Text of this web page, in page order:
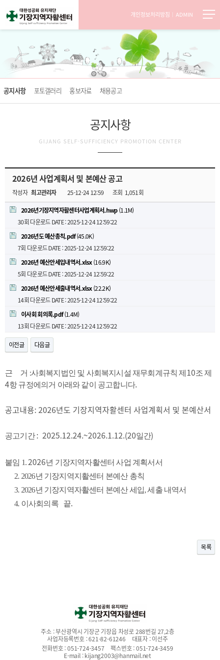
개인정보처리방침 ADMIN
공지사항 포토갤러리 홍보자료 채용공고
공지사항
GIJANG SELF-SUFFICIENCY PROMOTION CENTER
2026년 사업계획서 및 본예산 공고
작성자 최고관리자 25-12-24 12:59 조회 1,051회
2026년기장지역자활센터사업계획서.hwp(1.1M)
30회 다운로드DATE : 2025-12-24 12:59:22
2026년도 예산총칙.pdf(45.0K)
7회 다운로드DATE : 2025-12-24 12:59:22
2026년 예산안세입내역서.xlsx(16.9K)
5회 다운로드DATE : 2025-12-24 12:59:22
2026년 예산안세출내역서.xlsx(22.2K)
14회 다운로드DATE : 2025-12-24 12:59:22
이사회 회의록.pdf(1.4M)
13회 다운로드DATE : 2025-12-24 12:59:22
이전글 다음글
근 거 :사회복지법인 및 사회복지시설 재무회계규칙 제 10조 제
4항 규정에의거 아래와 같이 공고합니다.
공고내용: 2026년도 기장지역자활센터 사업계획서 및 본예산서
공고기간: 2025.12.24.~2026.1.12.(20일간)
붙임 1.2026년 기장지역자활센터 사업 계획서서
2. 2026년 기장지역지활센터 본예산 총칙
3. 2026년 기장지역자활센터 본예산 세입, 세출 내역서
4. 이사회의록
끝.
목록
주소 :부산광역시 기장군 기장읍 차성로 288번길 27,2층
사업자등록번호 :621-82-61246 대표자 :이선주
전화번호 :051-724-3457 팩스번호 :051-724-3459
E-mail :kijang2003@hanmail.net